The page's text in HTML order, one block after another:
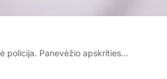
policija. Panevėžio apskrities…